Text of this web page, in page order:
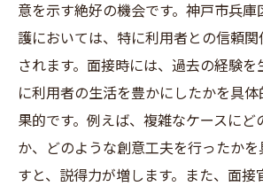
意を示す絶好の機会です。神戸市兵庫
護においては、特に利用者との信頼
されます。面接時には、過去の経験を
に利用者の生活を豊かにしたかを具
果的です。例えば、複雑なケースにど
か、どのような創意工夫を行ったか
すと、説得力が増します。また、面接